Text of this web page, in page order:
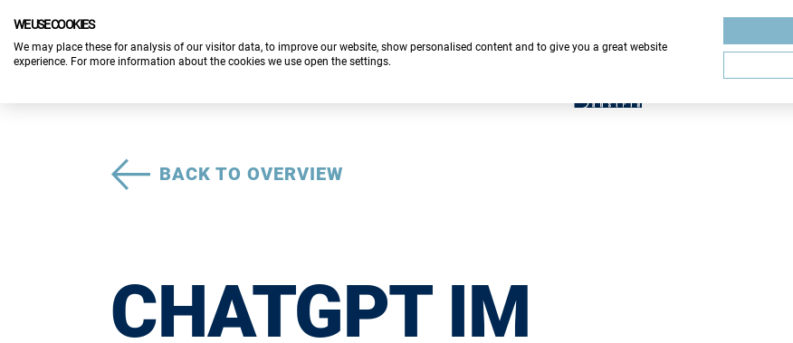
BACK TO OVERVIEW
CHATGPT IM
WE USE COOKIES
We may place these for analysis of our visitor data, to improve our website, show personalised content and to give you a great website
experience. For more information about the cookies we use open the settings.